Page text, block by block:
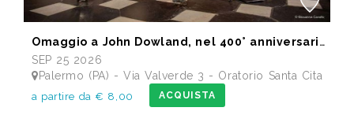
Omaggio a John Dowland, nel 400° anniversario della morte
SEP 25 2026
Palermo (PA) - Via Valverde 3 - Oratorio Santa Cita
a partire da € 8,00 ACQUISTA